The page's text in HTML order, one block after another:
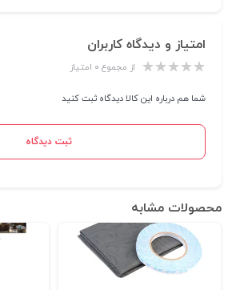
امتیاز و دیدگاه کاربران
از مجموع ۰ امتیاز
شما هم درباره این کالا دیدگاه ثبت کنید
ثبت دیدگاه
محصولات مشابه